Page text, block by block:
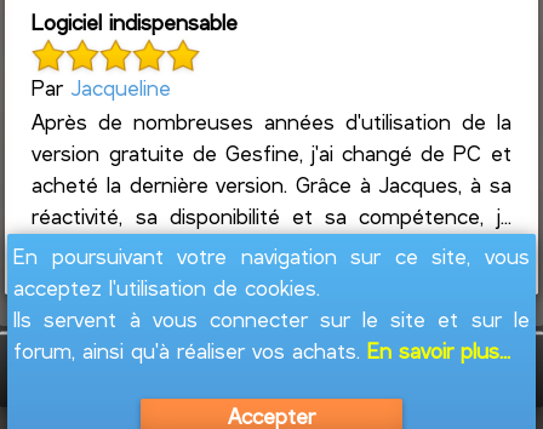
Logiciel indispensable
Par Jacqueline
Après de nombreuses années d'utilisation de la
version gratuite de Gesfine, j'ai changé de PC et
acheté la dernière version. Grâce à Jacques, à sa
réactivité, sa disponibilité et sa compétence, j...
Lire la suite
En poursuivant votre navigation sur ce site, vous
acceptez l'utilisation de cookies.
Ils servent à vous connecter sur le site et sur le
forum, ainsi qu'à réaliser vos achats.En savoir plus...
Accepter
GesFine - Copyright © 2008 - 2026Jacques